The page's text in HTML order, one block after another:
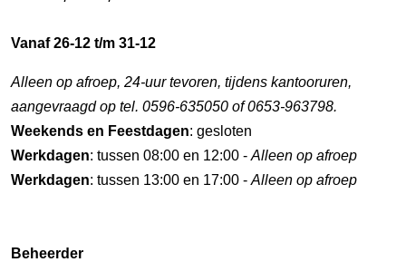
Vanaf 26-12 t/m 31-12
Alleen op afroep, 24-uur tevoren, tijdens kantooruren,
aangevraagd op tel. 0596-635050 of 0653-963798.
Weekends en Feestdagen: gesloten
Werkdagen: tussen 08:00 en 12:00 - Alleen op afroep
Werkdagen: tussen 13:00 en 17:00 - Alleen op afroep
Beheerder